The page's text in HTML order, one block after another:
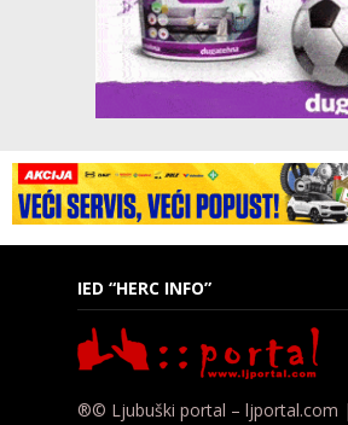
IED “HERC INFO”
®© Ljubuški portal – ljportal.com